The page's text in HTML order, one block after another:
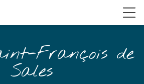
François de
Sales